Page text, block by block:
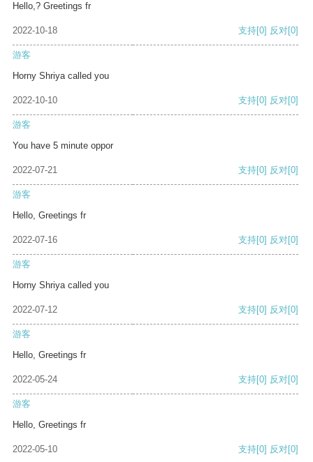
Hello,? Greetings fr
2022-10-18 支持[0] 反对[0]
游客
Horny Shriya called you
2022-10-10 支持[0] 反对[0]
游客
You have 5 minute oppor
2022-07-21 支持[0] 反对[0]
游客
Hello, Greetings fr
2022-07-16 支持[0] 反对[0]
游客
Horny Shriya called you
2022-07-12 支持[0] 反对[0]
游客
Hello, Greetings fr
2022-05-24 支持[0] 反对[0]
游客
Hello, Greetings fr
2022-05-10 支持[0] 反对[0]